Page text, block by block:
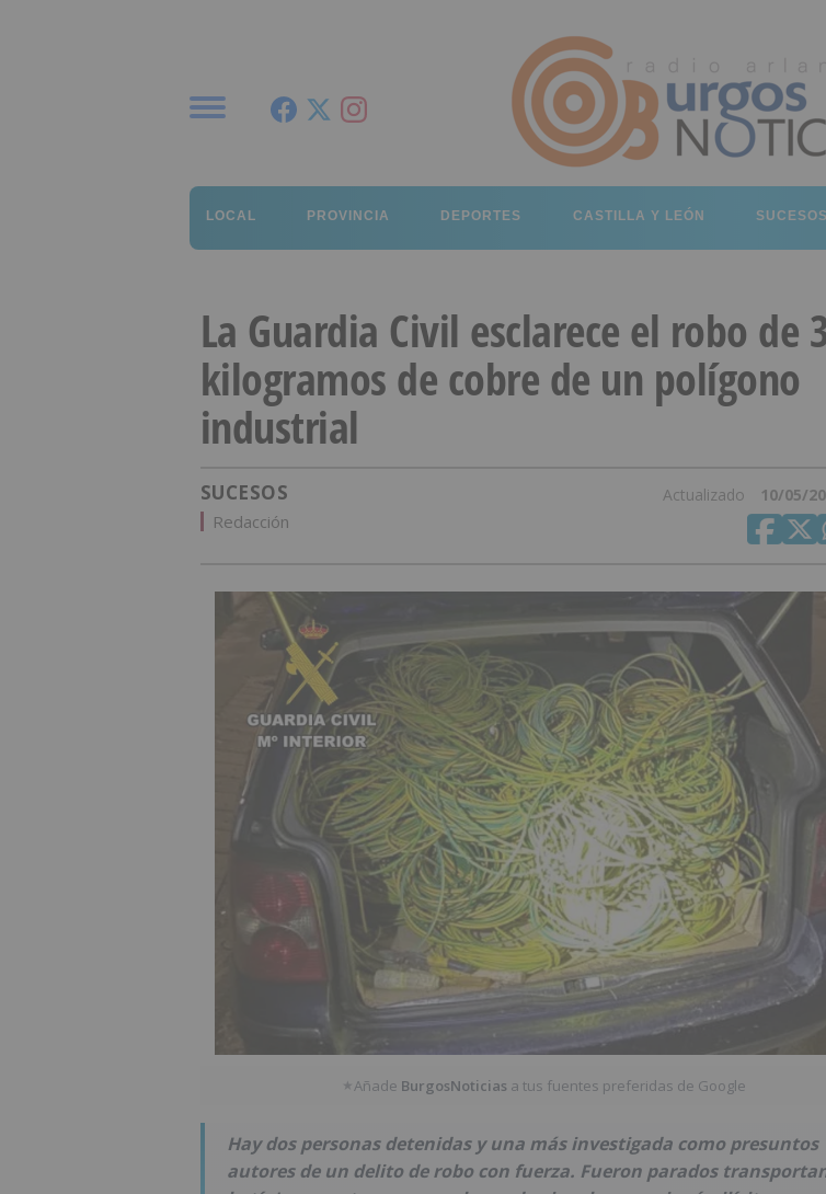
LOCAL PROVINCIA DEPORTES CASTILLA Y LEÓN SUCESOS
La Guardia Civil esclarece el robo de
kilogramos de cobre de un polígono
industrial
SUCESOS Actualizado 10/05/
Redacción
★Añade BurgosNoticias a tus fuentes preferidas de Google
Hay dos personas detenidas y una más investigada como presuntos
autores de un delito de robo con fuerza. Fueron parados